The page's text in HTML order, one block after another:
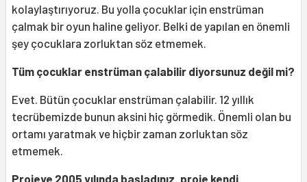
kolaylaştırıyoruz. Bu yolla çocuklar için enstrüman
çalmak bir oyun haline geliyor. Belki de yapılan en önemli
şey çocuklara zorluktan söz etmemek.
Tüm çocuklar enstrüman çalabilir diyorsunuz değil mi?
Evet. Bütün çocuklar enstrüman çalabilir. 12 yıllık
tecrübemizde bunun aksini hiç görmedik. Önemli olan bu
ortamı yaratmak ve hiçbir zaman zorluktan söz
etmemek.
Projeye 2005 yılında başladınız, proje kendi